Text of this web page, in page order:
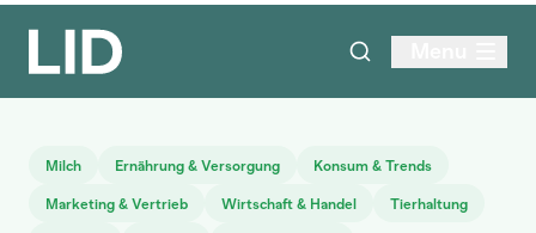
Milch Ernährung & Versorgung Konsum & Trends
Marketing & Vertrieb Wirtschaft & Handel Tierhaltung